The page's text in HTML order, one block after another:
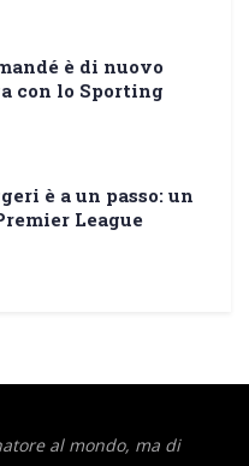
è di nuovo
con lo Sporting
è a un passo: un
League
al mondo, ma di